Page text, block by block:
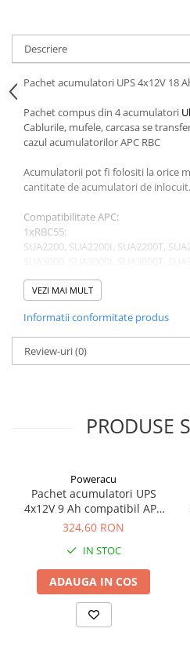
Descriere
Pachet acumulatori UPS 4x12V 18
Pachet compus din 4 acumulatori
Cablurile, mufele, carcasa se
cazul acumulatorilor APC RBC
Acumulatorii pot fi folositi la orice
cantitate de acumulatori de inlocuit.
Compatibilitate APC:
1xRBC55:
SUA2200, SUA2200I, SUA2200T,
SMT2200, SMT2200I, SUA3000UXI,
SUA3000-BR, SUA2200-BR,
SUA2200XL-NETPKG
2xRBC55:
SUA5000RMI5U, DLA5000RMI5U,
VEZI MAI MULT
Informatii conformitate produs
Review-uri(0)
PRODUSE
Poweracu
Pachet acumulatori UPS
4x12V 9 Ah compatibil APC
RBC133
324,60 RON
IN STOC
ADAUGA IN COS